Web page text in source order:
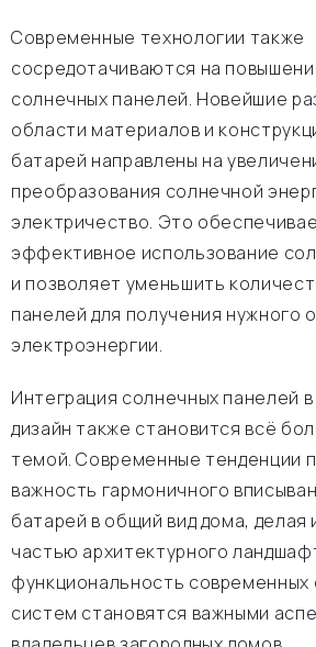
Современные технологии также
сосредотачиваются на
солнечных панелей. Новейшие
области материалов и
батарей направлены на
преобразования солнечной
электричество. Это
эффективное использование
и позволяет уменьшить
панелей для получения нужного
электроэнергии.
Интеграция солнечных панелей
дизайн также становится всё
темой. Современные тенденции
важность гармоничного
батарей в общий вид дома,
частью архитектурного
функциональность современных
систем становятся важными